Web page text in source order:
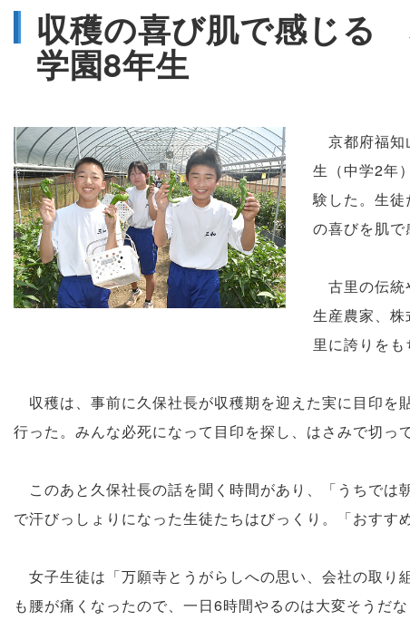
収穫の喜び肌で感じ
学園8年生
京都府福知
生（中学2年
験した。生
の喜びを肌で
古里の伝統
生産農家、
里に誇りをも
収穫は、事前に久保社長が収穫期を迎えた実に目印を
行った。みんな必死になって目印を探し、はさみで切っ
このあと久保社長の話を聞く時間があり、「うちでは
で汗びっしょりになった生徒たちはびっくり。「おすす
女子生徒は「万願寺とうがらしへの思い、会社の取り
も腰が痛くなったので、一日6時間やるのは大変そうだ